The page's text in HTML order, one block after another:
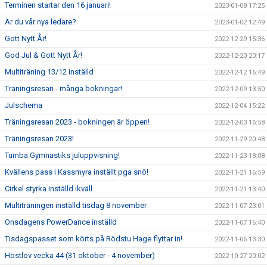
Terminen startar den 16 januari! 2023-01-08 17:25
Är du vår nya ledare? 2023-01-02 12:49
Gott Nytt År! 2022-12-29 15:36
God Jul & Gott Nytt År! 2022-12-20 20:17
Multiträning 13/12 inställd 2022-12-12 16:49
Träningsresan - många bokningar! 2022-12-09 13:50
Julschema 2022-12-04 15:22
Träningsresan 2023 - bokningen är öppen! 2022-12-03 16:58
Träningsresan 2023! 2022-11-29 20:48
Tumba Gymnastiks juluppvisning! 2022-11-23 18:08
Kvällens pass i Kassmyra inställt pga snö! 2022-11-21 16:59
Cirkel styrka inställd ikväll 2022-11-21 13:40
Multiträningen inställd tisdag 8 november 2022-11-07 23:01
Onsdagens PowerDance inställd 2022-11-07 16:40
Tisdagspasset som körts på Rödstu Hage flyttar in! 2022-11-06 13:30
Höstlov vecka 44 (31 oktober - 4 november) 2022-10-27 20:02